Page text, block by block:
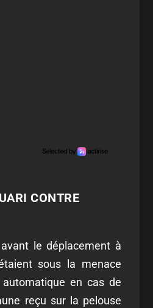
CONTRE
le déplacement à
sous la menace
automatique en cas de
reçu sur la pelouse